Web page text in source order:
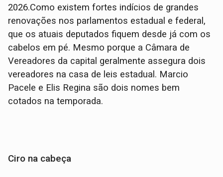
2026.Como existem fortes indícios de grandes
renovações nos parlamentos estadual e federal,
que os atuais deputados fiquem desde já com os
cabelos em pé. Mesmo porque a Câmara de
Vereadores da capital geralmente assegura dois
vereadores na casa de leis estadual. Marcio
Pacele e Elis Regina são dois nomes bem
cotados na temporada.
Ciro na cabeça